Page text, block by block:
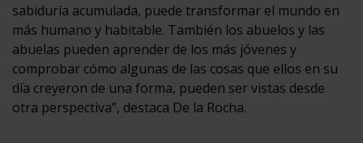
sabiduría acumulada, puede transformar el mundo en
más humano y habitable. También los abuelos y las
abuelas pueden aprender de los más jóvenes y
comprobar cómo algunas de las cosas que ellos en su
día creyeron de una forma, pueden ser vistas desde
otra perspectiva”, destaca De la Rocha.